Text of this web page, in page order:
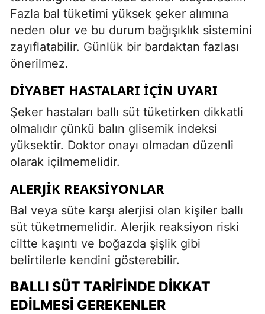
Fazla bal tüketimi yüksek şeker alımına
neden olur ve bu durum bağışıklık sistemini
zayıflatabilir. Günlük bir bardaktan fazlası
önerilmez.
DIYABET HASTALARI İÇIN UYARI
Şeker hastaları ballı süt tüketirken dikkatli
olmalıdır çünkü balın glisemik indeksi
yüksektir. Doktor onayı olmadan düzenli
olarak içilmemelidir.
ALERJIK REAKSIYONLAR
Bal veya süte karşı alerjisi olan kişiler ballı
süt tüketmemelidir. Alerjik reaksiyon riski
ciltte kaşıntı ve boğazda şişlik gibi
belirtilerle kendini gösterebilir.
BALLI SÜT TARIFINDE DIKKAT
EDILMESI GEREKENLER